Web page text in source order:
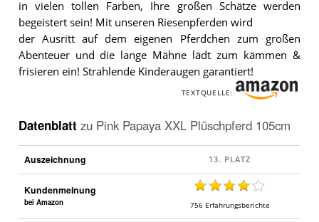
in vielen tollen Farben, Ihre großen Schätze werden
begeistert sein! Mit unseren Riesenpferden wird
der Ausritt auf dem eigenen Pferdchen zum großen
Abenteuer und die lange Mähne lädt zum kämmen &
frisieren ein! Strahlende Kinderaugen garantiert!
TEXTQUELLE:
Datenblatt zu Pink Papaya XXL Plüschpferd 105cm
Auszeichnung
Kundenmeinung
bei Amazon 756 Erfahrungsberichte